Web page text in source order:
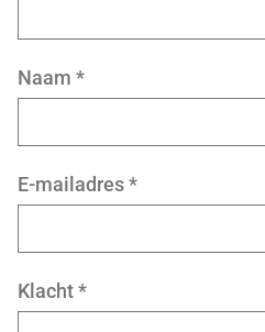
Naam *
E-mailadres*
Klacht*